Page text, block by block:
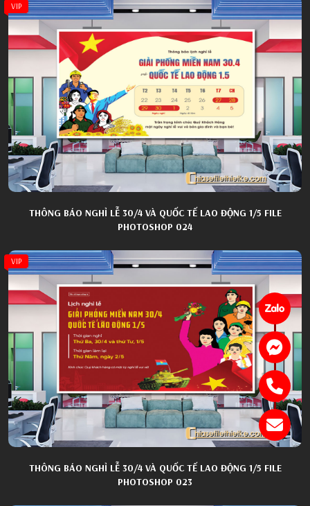
VIP
THÔNG BÁO NGHỈ LỄ 30/4 VÀ QUỐC TẾ LAO ĐỘNG 1/5 FILE
PHOTOSHOP 024
VIP
THÔNG BÁO NGHỈ LỄ 30/4 VÀ QUỐC TẾ LAO ĐỘNG 1/5 FILE
PHOTOSHOP 023